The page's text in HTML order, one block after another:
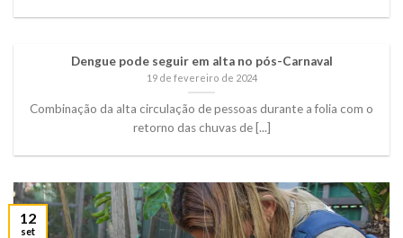
Dengue pode seguir em alta no pós-Carnaval
19 de fevereiro de 2024
Combinação da alta circulação de pessoas durante a folia com o
retorno das chuvas de [...]
12
set